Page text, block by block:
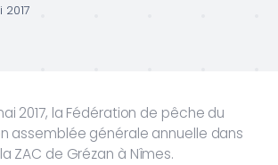
2017, la Fédération de pêche du
assemblée générale annuelle dans
ZAC de Grézan à Nîmes.